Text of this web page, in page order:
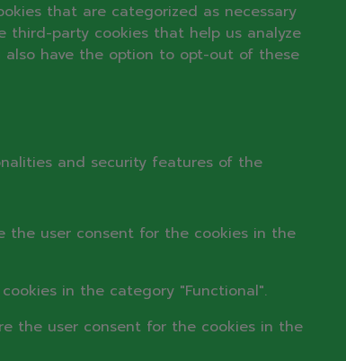
that are categorized as necessary
third-party cookies that help us analyze
also have the option to opt-out of these
and security features of the
the user consent for the cookies in the
in the category "Functional".
the user consent for the cookies in the